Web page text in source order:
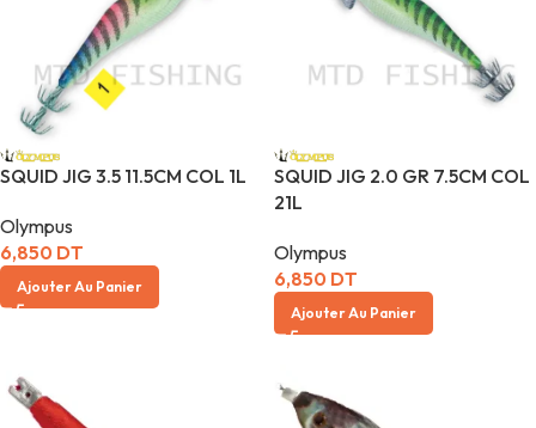
SQUID JIG 3.5 11.5CM COL 1L
Olympus
6,850 DT
Ajouter Au Panier
SQUID JIG 2.0 GR 7.5CM COL
21L
Olympus
6,850 DT
Ajouter Au Panier